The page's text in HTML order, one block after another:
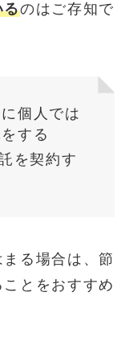
るのはご存知で
個人では
する
を契約す
る場合は、節
とをおすすめ